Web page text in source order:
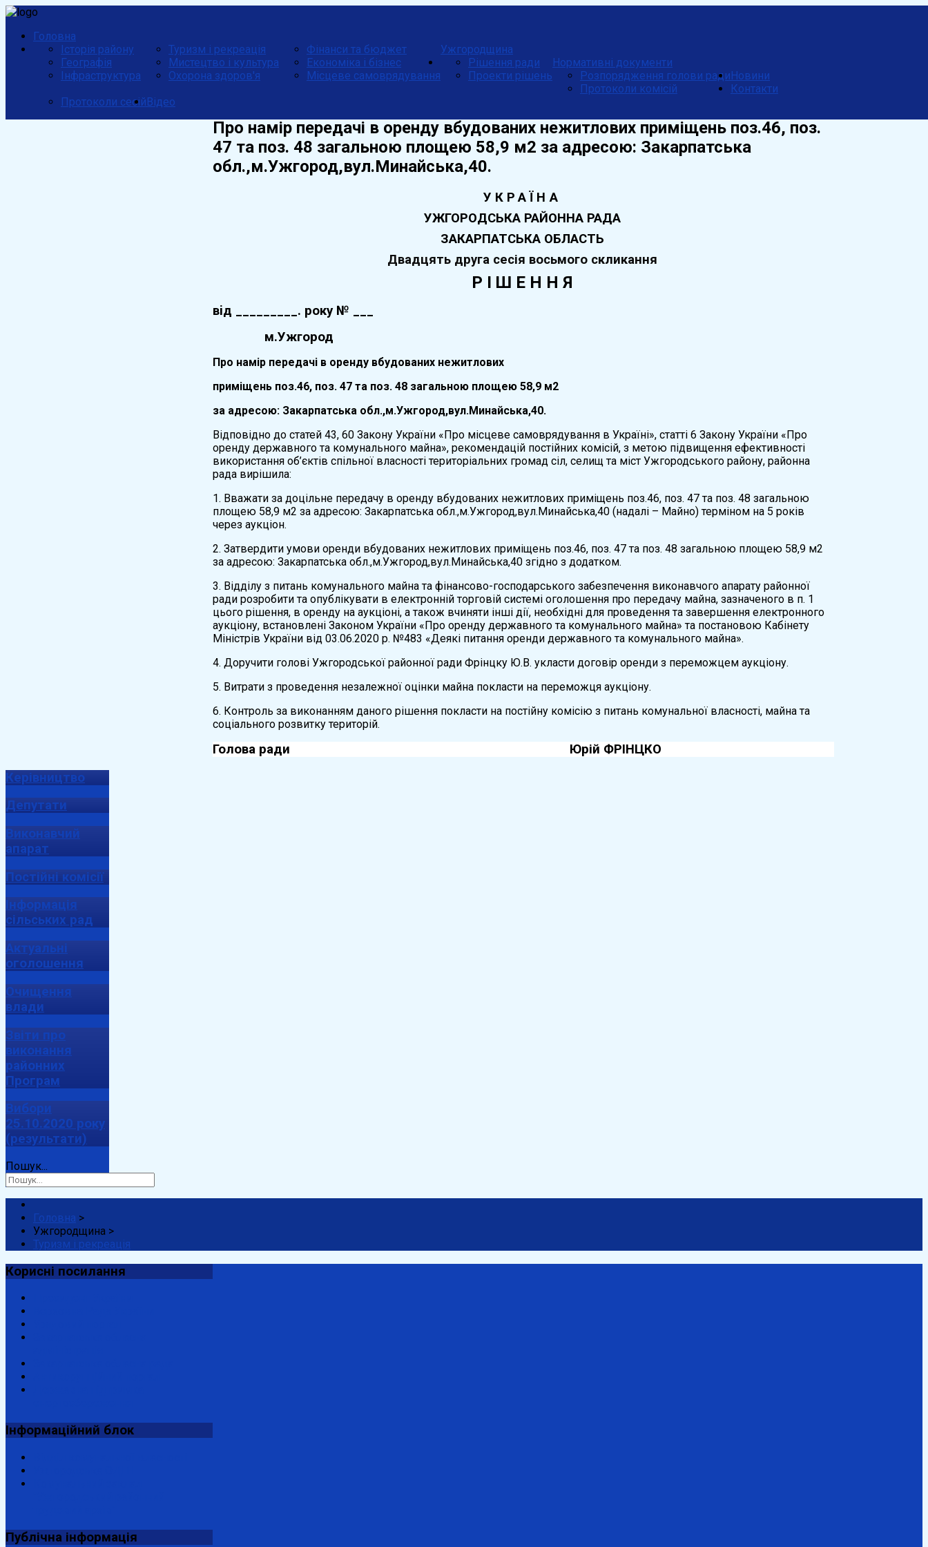
Головна
Ужгородщина
Історія району
Географія
Інфраструктура
Туризм і рекреація
Мистецтво і культура
Охорона здоров'я
Фінанси та бюджет
Економіка і бізнес
Місцеве самоврядування
Нормативні документи
Рішення ради
Проекти рішень
Розпорядження голови ради
Протоколи комісій
Протоколи сесій
Новини
Контакти
Відео
Про намір передачі в оренду вбудованих нежитлових приміщень поз.46, поз.
47 та поз. 48 загальною площею 58,9 м2 за адресою: Закарпатська
обл.,м.Ужгород,вул.Минайська,40.
УКРАЇНА
УЖГОРОДСЬКА РАЙОННА РАДА
ЗАКАРПАТСЬКА ОБЛАСТЬ
Двадцять другасесія восьмого скликання
Р І Ш Е Н Н Я
вiд . року №
м.Ужгород
Про намір передачі в оренду вбудованих нежитлових
приміщень поз.46, поз. 47 та поз. 48 загальною площею 58,9 м2
за адресою: Закарпатська обл.,м.Ужгород,вул.Минайська,40.
Відповідно до статей 43, 60 Закону України «Про місцеве самоврядування в Україні», статті 6 Закону України «Про
оренду державного та комунального майна», рекомендацій постійних комісій, з метою підвищення ефективності
використання об’єктів спільної власності територіальних громад сіл, селищ та міст Ужгородського району, районна
рада вирішила:
1. Вважати за доцільне передачу в оренду вбудованих нежитлових приміщень поз.46, поз. 47 та поз. 48 загальною
площею 58,9 м2 за адресою: Закарпатська обл.,м.Ужгород,вул.Минайська,40 (надалі – Майно) терміном на 5 років
через аукціон.
2. Затвердити умови оренди вбудованих нежитлових приміщень поз.46, поз. 47 та поз. 48 загальною площею 58,9 м2
за адресою: Закарпатська обл.,м.Ужгород,вул.Минайська,40 згідно з додатком.
3. Відділу з питань комунального майна та фінансово-господарського забезпечення виконавчого апарату районної
ради розробити та опублікувати в електронній торговій системі оголошення про передачу майна, зазначеного в п. 1
цього рішення, в оренду на аукціоні, а також вчиняти інші дії, необхідні для проведення та завершення електронного
аукціону, встановлені Законом України «Про оренду державного та комунального майна» та постановою Кабінету
Міністрів України від 03.06.2020 р. №483 «Деякі питання оренди державного та комунального майна».
4. Доручити голові Ужгородської районної ради Фрінцку Ю.В. укласти договір оренди з переможцем аукціону.
5. Витрати з проведення незалежної оцінки майна покласти на переможця аукціону.
6. Контроль за виконанням даного рішення покласти на постійну комісію з питань комунальної власності, майна та
соціального розвитку територій.
Голова ради Юрій ФРІНЦКО
Керівництво
Депутати
Виконавчий
апарат
Постійні комісії
Інформація
сільських рад
Актуальні
оголошення
Очищення
влади
Звіти про
виконання
районних
Програм
Вибори
25.10.2020 року
(результати)
Пошук...
Головна >
Ужгородщина >
Туризм і рекреація
Корисні посилання
Інформаційний блок
Публічна інформація